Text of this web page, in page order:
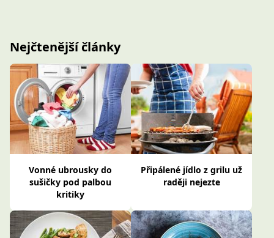
Nejčtenější články
Vonné ubrousky do
sušičky pod palbou
kritiky
Připálené jídlo z grilu už
raději nejezte